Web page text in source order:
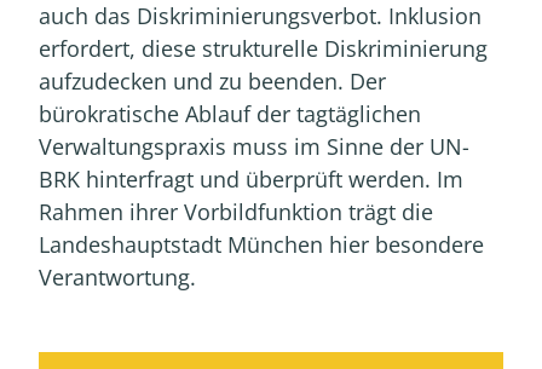
auch das Diskriminierungsverbot. Inklusion
erfordert, diese strukturelle Diskriminierung
aufzudecken und zu beenden. Der
bürokratische Ablauf der tagtäglichen
Verwaltungspraxis muss im Sinne der UN-
BRK hinterfragt und überprüft werden. Im
Rahmen ihrer Vorbildfunktion trägt die
Landeshauptstadt München hier besondere
Verantwortung.